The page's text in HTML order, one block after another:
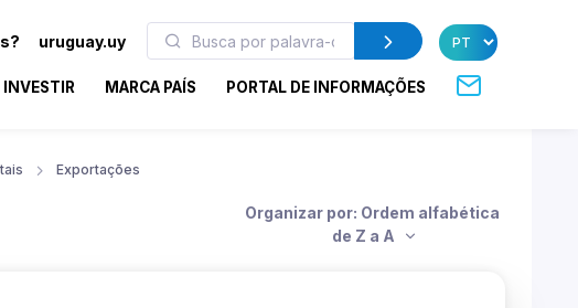
uruguay.uy
INVESTIR MARCA PAÍS PORTAL DE INFORMAÇÕES
Exportações
Organizar por: Ordem alfabética
de Z a A